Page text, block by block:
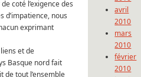
coté l’exigence des
d’impatience, nous
exprimant
et de
Basque nord fait
de tout l’ensemble
avril
2010
mars
2010
février
2010